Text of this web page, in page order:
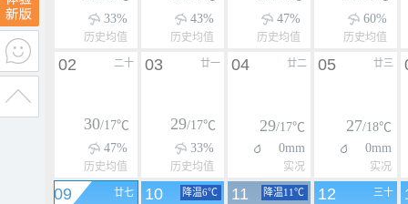
33%
历史均值
43%
历史均值
47%
历史均值
60%
历史均值
二十
02
30/17℃
47%
历史均值
廿一
03
29/17℃
33%
历史均值
廿二
04
29/17℃
0mm
实况
廿三
05
27/18℃
0mm
实况
廿七
09 降温6℃
10 降温11℃
11 三十
12